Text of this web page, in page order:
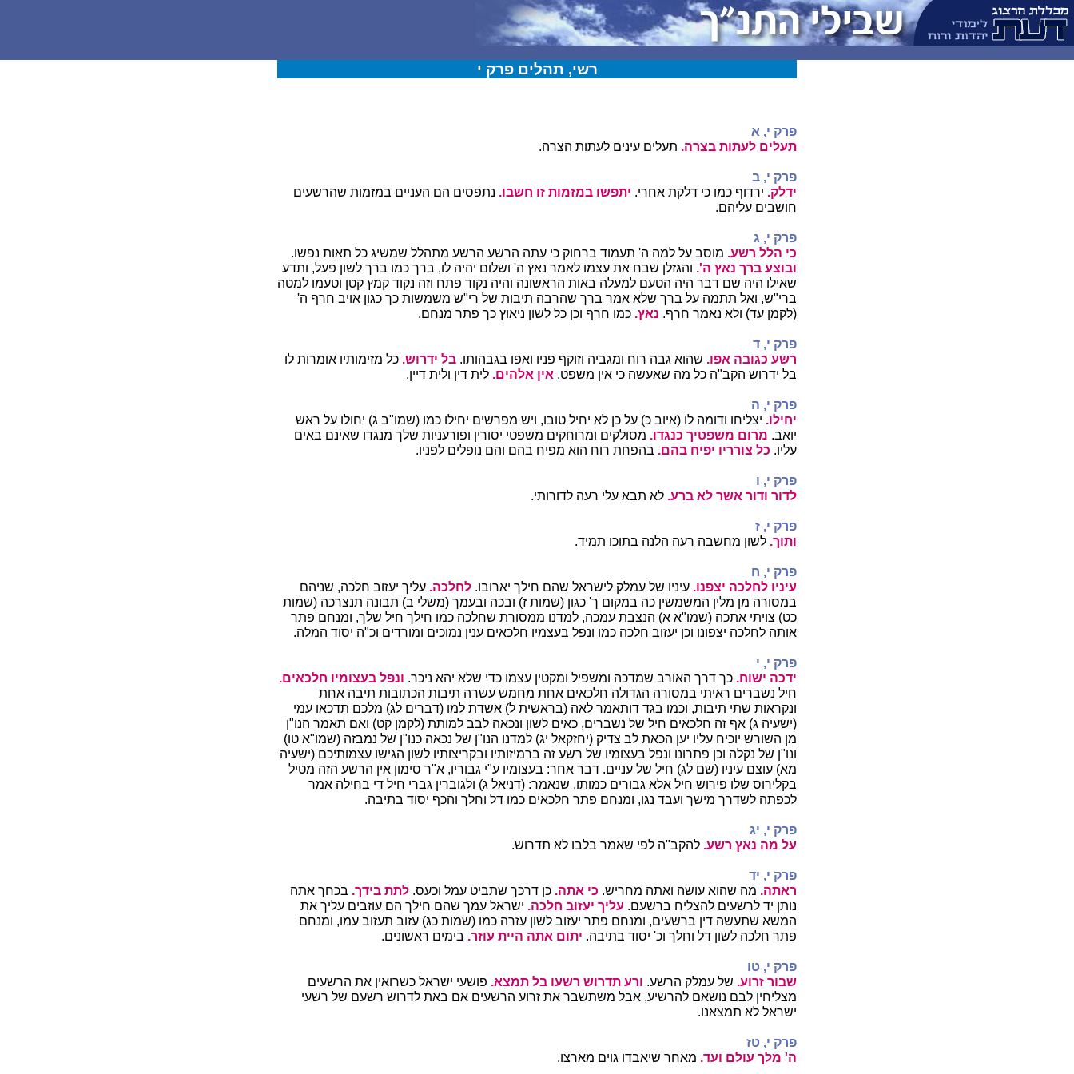
רשי, תהלים פרק י
פרק י, א
תעלים לעתות בצרה. תעלים עינים לעתות הצרה.
פרק י, ב
ידלק. ירדוף כמו כי דלקת אחרי. יתפשו במזמות זו חשבו. נתפסים הם העניים במזמות שהרשעים
חושבים עליהם.
פרק י, ג
כי הלל רשע. מוסב על למה ה' תעמוד ברחוק כי עתה הרשע הרשע מתהלל שמשיג כל תאות נפשו.
ובוצע ברך נאץ ה'. והגזלן שבח את עצמו לאמר נאץ ה' ושלום יהיה לו, ברך כמו ברך לשון פעל, ותדע
שאילו היה שם דבר היה הטעם למעלה באות הראשונה והיה נקוד פתח וזה נקוד קמץ קטן וטעמו למטה
ברי"ש, ואל תתמה על ברך שלא אמר ברך שהרבה תיבות של רי"ש משמשות כך כגון אויב חרף ה'
(לקמן עד) ולא נאמר חרף. נאץ. כמו חרף וכן כל לשון ניאוץ כך פתר מנחם.
פרק י, ד
רשע כגובה אפו. שהוא גבה רוח ומגביה וזוקף פניו ואפו בגבהותו. בל ידרוש. כל מזימותיו אומרות לו
בל ידרוש הקב"ה כל מה שאעשה כי אין משפט. אין אלהים. לית דין ולית דיין.
פרק י, ה
יחילו. יצליחו ודומה לו (איוב כ) על כן לא יחיל טובו, ויש מפרשים יחילו כמו (שמו"ב ג) יחולו על ראש
יואב. מרום משפטיך כנגדו. מסולקים ומרוחקים משפטי יסורין ופורעניות שלך מנגדו שאינם באים
עליו. כל צורריו יפיח בהם. בהפחת רוח הוא מפיח בהם והם נופלים לפניו.
פרק י, ו
לדור ודור אשר לא ברע. לא תבא עלי רעה לדורותי.
פרק י, ז
ותוך. לשון מחשבה רעה הלנה בתוכו תמיד.
פרק י, ח
עיניו לחלכה יצפנו. עיניו של עמלק לישראל שהם חילך יארובו. לחלכה. עליך יעזוב חלכה, שניהם
במסורה מן מלין המשמשין כה במקום ך' כגון (שמות ז) ובכה ובעמך (משלי ב) תבונה תנצרכה (שמות
כט) צויתי אתכה (שמו"א א) הנצבת עמכה, למדנו ממסורת שחלכה כמו חילך חיל שלך, ומנחם פתר
אותה לחלכה יצפונו וכן יעזוב חלכה כמו ונפל בעצמיו חלכאים ענין נמוכים ומורדים וכ"ה יסוד המלה.
פרק י, י
ידכה ישוח. כך דרך האורב שמדכה ומשפיל ומקטין עצמו כדי שלא יהא ניכר. ונפל בעצומיו חלכאים.
חיל נשברים ראיתי במסורה הגדולה חלכאים אחת מחמש עשרה תיבות הכתובות תיבה אחת
ונקראות שתי תיבות, וכמו בגד דותאמר לאה (בראשית ל) אשדת למו (דברים לג) מלכם תדכאו עמי
(ישעיה ג) אף זה חלכאים חיל של נשברים, כאים לשון ונכאה לבב למותת (לקמן קט) ואם תאמר הנו"ן
מן השורש יוכיח עליו יען הכאת לב צדיק (יחזקאל יג) למדנו הנו"ן של נכאה כנו"ן של נמבזה (שמו"א טו)
ונו"ן של נקלה וכן פתרונו ונפל בעצומיו של רשע זה ברמיזותיו ובקריצותיו לשון הגישו עצמותיכם (ישעיה
מא) עוצם עיניו (שם לג) חיל של עניים. דבר אחר: בעצומיו ע"י גבוריו, א"ר סימון אין הרשע הזה מטיל
בקלירוס שלו פירוש חיל אלא גבורים כמותו, שנאמר: (דניאל ג) ולגוברין גברי חיל די בחילה אמר
לכפתה לשדרך מישך ועבד נגו, ומנחם פתר חלכאים כמו דל וחלך והכף יסוד בתיבה.
פרק י, יג
על מה נאץ רשע. להקב"ה לפי שאמר בלבו לא תדרוש.
פרק י, יד
ראתה. מה שהוא עושה ואתה מחריש. כי אתה. כן דרכך שתביט עמל וכעס. לתת בידך. בכחך אתה
נותן יד לרשעים להצליח ברשעם. עליך יעזוב חלכה. ישראל עמך שהם חילך הם עוזבים עליך את
המשא שתעשה דין ברשעים, ומנחם פתר יעזוב לשון עזרה כמו (שמות כג) עזוב תעזוב עמו, ומנחם
פתר חלכה לשון דל וחלך וכ' יסוד בתיבה. יתום אתה היית עוזר. בימים ראשונים.
פרק י, טו
שבור זרוע. של עמלק הרשע. ורע תדרוש רשעו בל תמצא. פושעי ישראל כשרואין את הרשעים
מצליחין לבם נושאם להרשיע, אבל משתשבר את זרוע הרשעים אם באת לדרוש רשעם של רשעי
ישראל לא תמצאנו.
פרק י, טז
ה' מלך עולם ועד. מאחר שיאבדו גוים מארצו.